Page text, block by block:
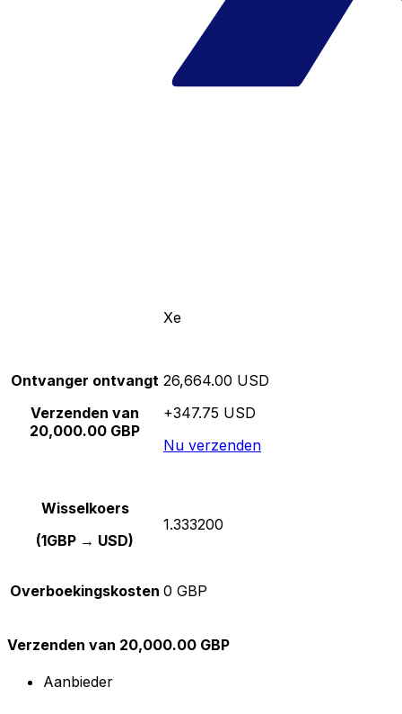
Xe
Ontvanger ontvangt
Verzenden van
20,000.00 GBP
26,664.00 USD
+347.75 USD
Nu verzenden
Wisselkoers
(1GBP → USD)
1.333200
Overboekingskosten 0 GBP
Verzenden van 20,000.00 GBP
Aanbieder